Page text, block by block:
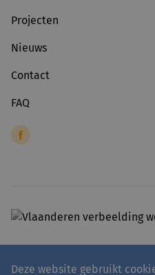
Projecten
Nieuws
Contact
FAQ
Deze website gebruikt